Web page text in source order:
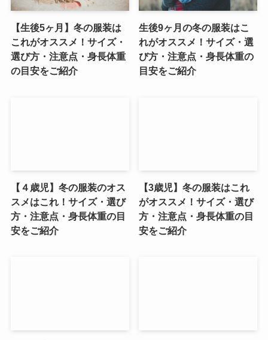
【生後5ヶ月】冬の服装は
これがオススメ！サイズ・
選び方・注意点・身長体重
の目安をご紹介
生後9ヶ月の冬の服装はこ
れがオススメ！サイズ・選
び方・注意点・身長体重の
目安をご紹介
【４歳児】冬の服装のオス
スメはこれ！サイズ・選び
方・注意点・身長体重の目
安をご紹介
【3歳児】冬の服装はこれ
がオススメ！サイズ・選び
方・注意点・身長体重の目
安をご紹介